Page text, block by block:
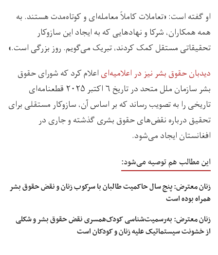
او گفته است: «تعاملات کاملاً معامله‌ای و کوتاه‌مدت هستند. به
همه همکاران، شرکا و نهادهایی که به ایجاد این سازوکار
تحقیقاتی مستقل کمک کردند، تبریک می‌گویم. روز بزرگی است.»
دیدبان حقوق بشر نیز در اعلامیه‌ایاعلام کرد که شورای حقوق
بشر سازمان ملل متحد در تاریخ ۶ اکتبر ۲۰۲۵ قطعنامه‌ای
تاریخی را به تصویب رساند که بر اساس آن، سازوکار مستقلی برای
تحقیق درباره نقض‌های حقوق بشری گذشته و جاری در
افغانستان ایجاد می‌شود.
این مطالب هم توصیه می‌شود:
زنان معترض: پنج سال حاکمیت طالبان با سرکوب زنان و نقض حقوق بشر
همراه بوده است
زنان معترض: به‌رسمیت‌شناسی کودک‌همسری نقض حقوق بشر و شکلی
از خشونت سیستماتیک علیه زنان و کودکان است